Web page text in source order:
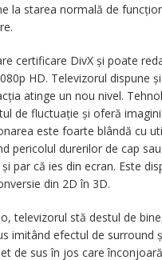
la starea normală de
certificare DivX şi poate
HD. Televizorul dispune
atinge un nou nivel.
de fluctuație și oferă
este foarte blândă cu
pericolul durerilor de cap
par că ies din ecran. Este
din 2D în 3D.
televizorul stă destul de
imitând efectul de surround
de sus în jos care